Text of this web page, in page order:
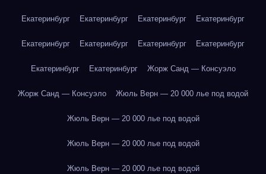
Екатеринбург Екатеринбург Екатеринбург Екатеринбург
Екатеринбург Екатеринбург Екатеринбург Екатеринбург
Екатеринбург Екатеринбург Жорж Санд — Консуэло
Жорж Санд — Консуэло Жюль Верн — 20 000 лье под водой
Жюль Верн — 20 000 лье под водой
Жюль Верн — 20 000 лье под водой
Жюль Верн — 20 000 лье под водой